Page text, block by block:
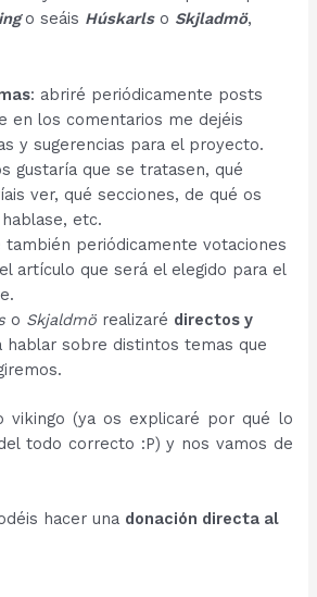
o seáis Húskarls o Skjladmö,
: abriré periódicamente posts
en los comentarios me dejéis
y sugerencias para el proyecto.
gustaría que se tratasen, qué
ver, qué secciones, de qué os
etc.
también periódicamente votaciones
artículo que será el elegido para el
o Skjaldmö realizaré directos y
hablar sobre distintos temas que
vikingo (ya os explicaré por qué lo
todo correcto :P) y nos vamos de
hacer una donación directa al